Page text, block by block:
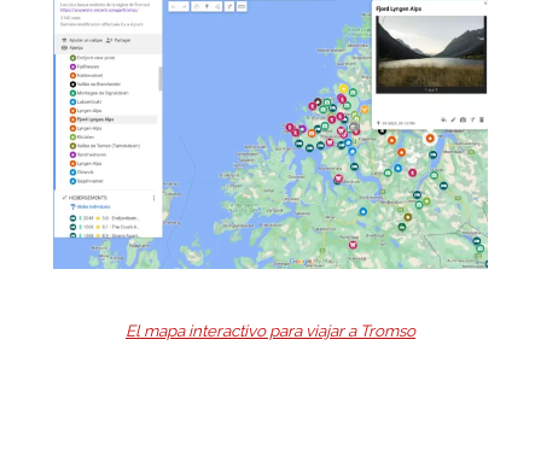
El mapa interactivo para viajar a Tromso